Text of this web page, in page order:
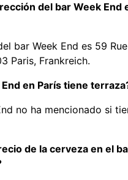
del bar Week End
bar Week End es 59
Paris, Frankreich.
en París tiene
no ha mencionado si
de la cerveza en el